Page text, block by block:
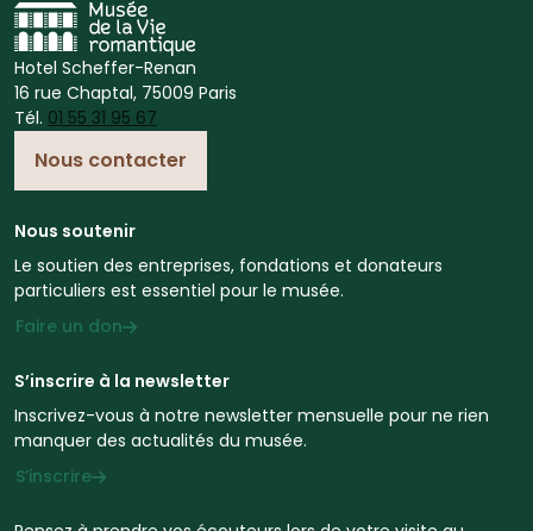
Hotel Scheffer-Renan
16 rue Chaptal, 75009 Paris
Tél. 01 55 31 95 67
Nous contacter
Nous soutenir
Le soutien des entreprises, fondations et donateurs
particuliers est essentiel pour le musée.
Faire un don
S’inscrire à la newsletter
Inscrivez-vous à notre newsletter mensuelle pour ne rien
manquer des actualités du musée.
S’inscrire